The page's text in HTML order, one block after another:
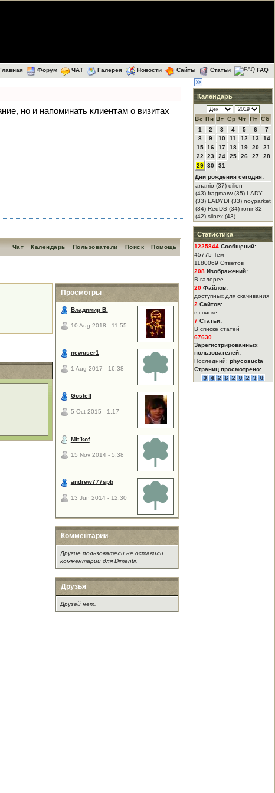
Главная Форум ЧАТ Галерея Новости Сайты Статьи FAQ
но и напоминать клиентам о визитах
Помощь
Поиск
Пользователи
Календарь
Чат
Просмотры
Владимир В.
10 Aug 2018 - 11:55
newuser1
1 Aug 2017 - 16:38
Gosteff
5 Oct 2015 - 1:17
Mit`kof
15 Nov 2014 - 5:38
andrew777spb
13 Jun 2014 - 12:30
Комментарии
Другие пользователи не оставили
комментарии для Dimentii.
Друзья
Друзей нет.
Календарь
Вс Пн Вт Ср Чт Пт Сб
1
2 3 4 5 6
7
8
9 10 11 12 13
14
15 16 17 18 19 20
21
22
23 24 25 26 27
28
29 30
31
Дни рождения сегодня:
anarrio (37) dilion
(43) fragmarw (35) LADY
(33) LADYDI (33) noyparket
(34) RedDS (34) ronin32
(42) silnex (43) ...
Статистика
1225844 Сообщений:
45775 Тем
1180069 Ответов
208 Изображений:
В галерее
20 Файлов:
доступных для скачивания
2 Сайтов:
в списке
7 Статьи:
В списке статей
67630
Зарегистрированных
пользователей:
Последний: phycosucta
Страниц просмотрено: